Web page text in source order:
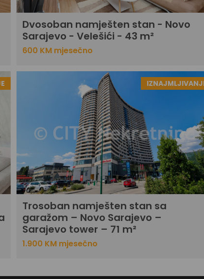
Dvosoban namješten stan - Novo
Sarajevo - Velešići - 43 m²
600 KM mjesečno
Trosoban namješten stan sa
garažom – Novo Sarajevo –
Sarajevo tower – 71 m²
1.900 KM mjesečno